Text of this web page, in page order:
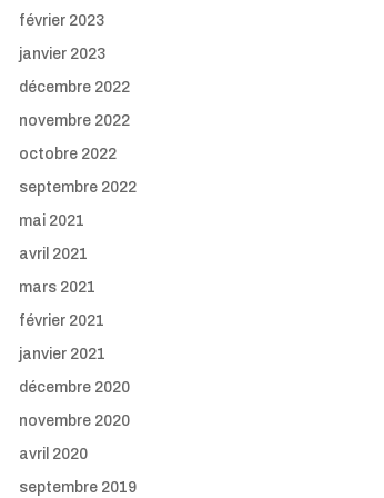
février 2023
janvier 2023
décembre 2022
novembre 2022
octobre 2022
septembre 2022
mai 2021
avril 2021
mars 2021
février 2021
janvier 2021
décembre 2020
novembre 2020
avril 2020
septembre 2019